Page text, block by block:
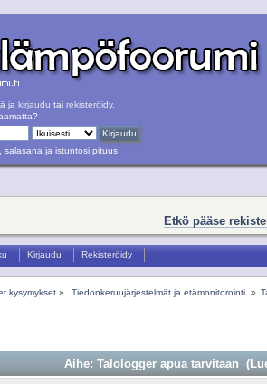
ja kirjaudu tai rekisteröidy.
salasana ja istuntosi pituus
Etkö pääse
Kirjaudu Rekisteröidy
kysymykset » Tiedonkeruujärjestelmät ja etämonitorointi »
Aihe: Talologger apua tarvitaan